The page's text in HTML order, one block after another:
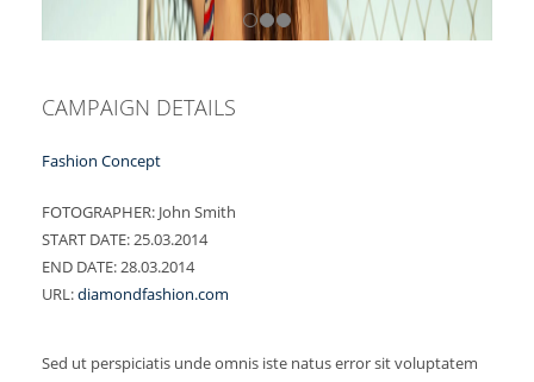
CAMPAIGN DETAILS
Fashion Concept
FOTOGRAPHER: John Smith
START DATE:25.03.2014
END DATE:28.03.2014
URL:diamondfashion.com
Sed ut perspiciatis unde omnis iste natus error sit voluptatem